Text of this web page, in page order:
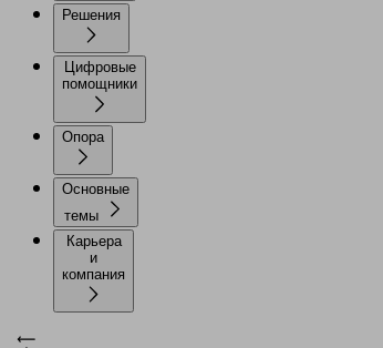
Решения
Цифровые
помощники
Опора
Основные
темы
Карьера
и
компания